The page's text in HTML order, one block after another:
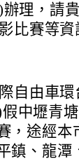
理，請
比賽等資
自由車
中壢青
，途經本
鎮、龍潭